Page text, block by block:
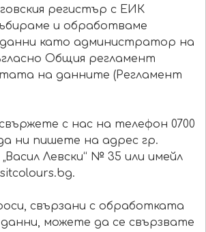
регистър с ЕИК
и обработваме
като администратор на
Общия регламент
на данните (Регламент
с нас на телефон 0700
да ни пишете на адрес гр.
„Васил Левски“ № 35 или имейл
свързани с обработката
можете да се свързвате